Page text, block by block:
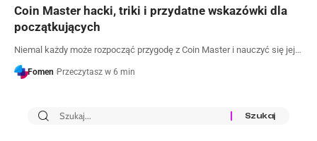
Coin Master hacki, triki i przydatne wskazówki dla
początkujących
Niemal każdy może rozpocząć przygodę z Coin Master i nauczyć się jej…
Fomen Przeczytasz w 6 min